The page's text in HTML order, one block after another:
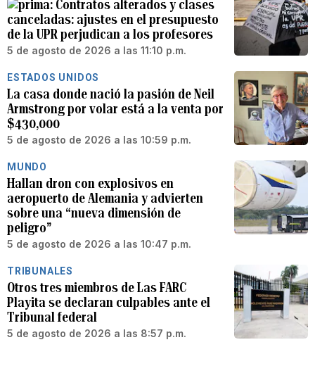
Contratos alterados y clases
canceladas: ajustes en el presupuesto
de la UPR perjudican a los profesores
5 de agosto de 2026 a las 11:10 p.m.
ESTADOS UNIDOS
La casa donde nació la pasión de Neil
Armstrong por volar está a la venta por
$430,000
5 de agosto de 2026 a las 10:59 p.m.
MUNDO
Hallan dron con explosivos en
aeropuerto de Alemania y advierten
sobre una “nueva dimensión de
peligro”
5 de agosto de 2026 a las 10:47 p.m.
TRIBUNALES
Otros tres miembros de Las FARC
Playita se declaran culpables ante el
Tribunal federal
5 de agosto de 2026 a las 8:57 p.m.